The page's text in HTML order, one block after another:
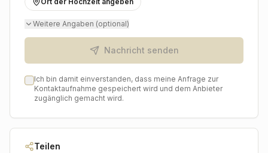
von Purikura sind darauf ausgelegt, Begeisterung zu
wecken und unzählige Schnappschüsse einzufangen,
ergänzen. Freuen Sie sich auf eine charmante und
Weitere Angaben (optional)
Nachricht senden
Ich bin damit einverstanden, dass meine Anfrage zur
Kontaktaufnahme gespeichert wird und dem Anbieter
zugänglich gemacht wird.
Teilen